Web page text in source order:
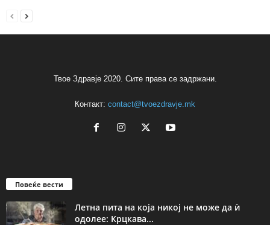
Твое Здравје 2020. Сите права се задржани.
Контакт: contact@tvoezdravje.mk
Повеќе вести
Летна пита на која никој не може да ѝ
одолее: Крцкава...